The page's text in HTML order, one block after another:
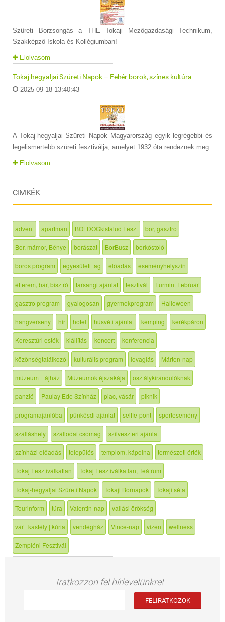
Szüreti Borzsongás a THE Tokaji Mezőgazdasági Technikum,
Szakképző Iskola és Kollégiumban!
Elolvasom
Tokaj-hegyaljai Szüreti Napok – Fehér borok, színes kultúra
2025-09-18 13:40:43
A Tokaj-hegyaljai Szüreti Napok Magyarország egyik legrégebbi és
legelismertebb szüreti fesztiválja, amelyet 1932 óta rendeznek meg.
Elolvasom
CIMKÉK
advent apartman BOLDOGkisfalud Feszt bor, gasztro
Bor, mámor, Bénye borászat BorBusz borkóstoló
boros program egyesületi tag előadás eseményhelyszín
étterem, bár, bisztró farsangi ajánlat fesztivál Furmint Február
gasztro program gyalogosan gyermekprogram Halloween
hangverseny hír hotel húsvéti ajánlat kemping kerékpáron
Keresztúri esték kiállítás koncert konferencia
közönségtalálkozó kulturális program lovaglás Márton-nap
múzeum | tájház Múzeumok éjszakája osztálykirándulóknak
panzió Paulay Ede Színház piac, vásár piknik
programajánlóba pünkösdi ajánlat selfie-pont sportesemény
szálláshely szállodai csomag szilveszteri ajánlat
színházi előadás település templom, kápolna természeti érték
Tokaj Fesztiválkatlan Tokaj Fesztiválkatlan, Teátrum
Tokaj-hegyaljai Szüreti Napok Tokaji Bornapok Tokaji séta
Tourinform túra Valentin-nap vallási örökség
vár | kastély | kúria vendégház Vince-nap vízen wellness
Zempléni Fesztivál
Iratkozzon fel hírlevelünkre!